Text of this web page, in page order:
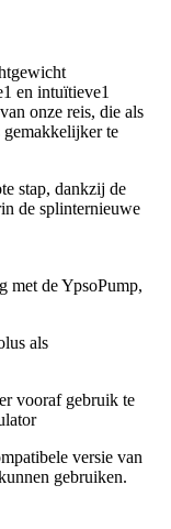
en intuïtieve1
onze reis, die als
gemakkelijker te
stap, dankzij de
de splinternieuwe
met de YpsoPump,
als
vooraf gebruik te
versie van
gebruiken.